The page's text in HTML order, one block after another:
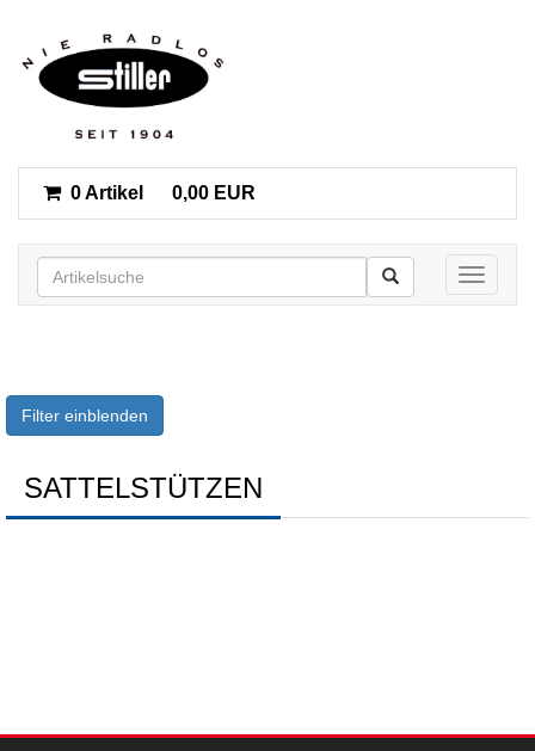
0 Artikel 0,00 EUR
Toggle
Filter einblenden
SATTELSTÜTZEN